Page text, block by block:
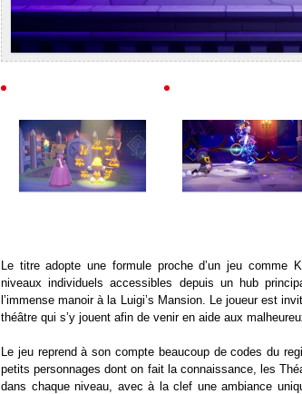
Le titre adopte une formule proche d’un jeu comme
niveaux individuels accessibles depuis un hub
l’immense manoir à la Luigi’s Mansion. Le joueur est
théâtre qui s’y jouent afin de venir en aide aux
Le jeu reprend à son compte beaucoup de codes du
petits personnages dont on fait la connaissance, les
dans chaque niveau, avec à la clef une ambiance